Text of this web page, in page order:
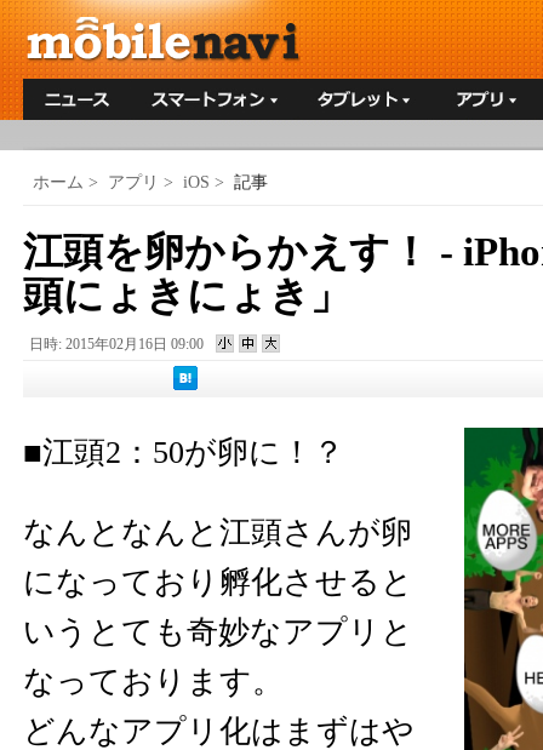
ホーム > アプリ > iOS > 記事
江頭を卵からかえす！ -
頭にょきにょき」
日時: 2015年02月16日 09:00
■江頭2：50が卵に！？
なんとなんと江頭さんが卵
になっており孵化させると
いうとても奇妙なアプリと
なっております。
どんなアプリ化はまずはや